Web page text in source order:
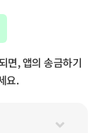
면, 앱의 송금하기
요.